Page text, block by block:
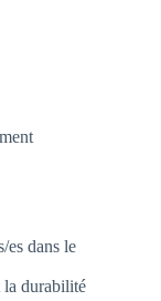
es dans le
durabilité